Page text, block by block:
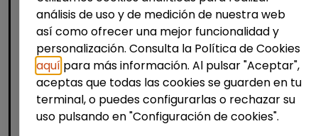
Limpieza y mantenimiento
Operario/a de limpieza de centros
escolares (alicante)
análisis de uso y de medición de nuestra web
así como ofrecer una mejor funcionalidad y
personalización. Consulta la Política de Cookies
aquí para más información. Al pulsar "Aceptar",
aceptas que todas las cookies se guarden en tu
terminal, o puedes configurarlas o rechazar su
uso pulsando en "Configuración de cookies".